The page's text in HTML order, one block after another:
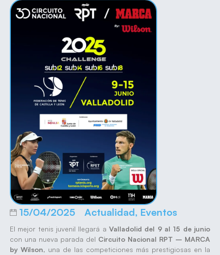
15/04/2025 Actualidad, Eventos
El mejor tenis juvenil llegará a Valladolid del 9 al 15 de junio
con una nueva parada del Circuito Nacional RPT – MARCA
by Wilson, una de las competiciones más prestigiosas en la